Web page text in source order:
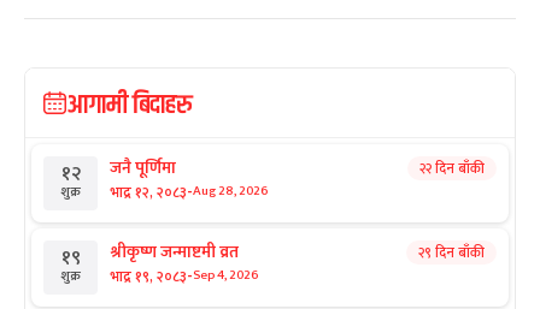
आगामी बिदाहरु
१२
शुक्र
जनै पूर्णिमा
भाद्र १२, २०८३-Aug 28, 2026
२२ दिन बाँकी
१९
शुक्र
श्रीकृष्ण जन्माष्टमी व्रत
भाद्र १९, २०८३-Sep 4, 2026
२९ दिन बाँकी